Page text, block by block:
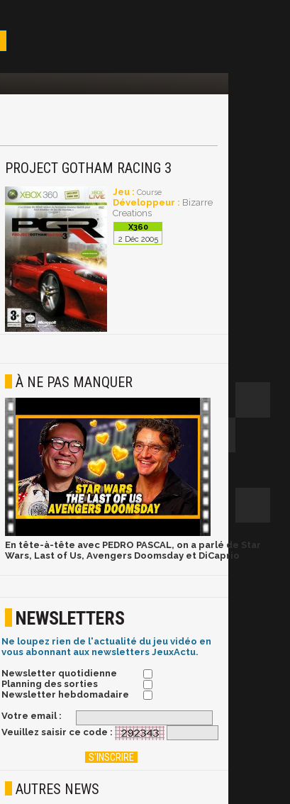
PROJECT GOTHAM RACING 3
Jeu : Course
Développeur : Bizarre
Creations
2 Déc 2005
À NE PAS MANQUER
En tête-à-tête avec PEDRO PASCAL, on a parlé de Star
Wars, Last of Us, Avengers Doomsday et DiCaprio
NEWSLETTERS
Ne loupez rien de l'actualité du jeu vidéo en
vous abonnant aux newsletters JeuxActu.
Newsletter quotidienne
Planning des sorties
Newsletter hebdomadaire
Votre email :
Veuillez saisir ce code :
AUTRES NEWS